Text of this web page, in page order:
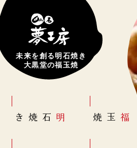
未来を創る明石焼き
大黒堂の福玉焼
明石焼き 福玉焼